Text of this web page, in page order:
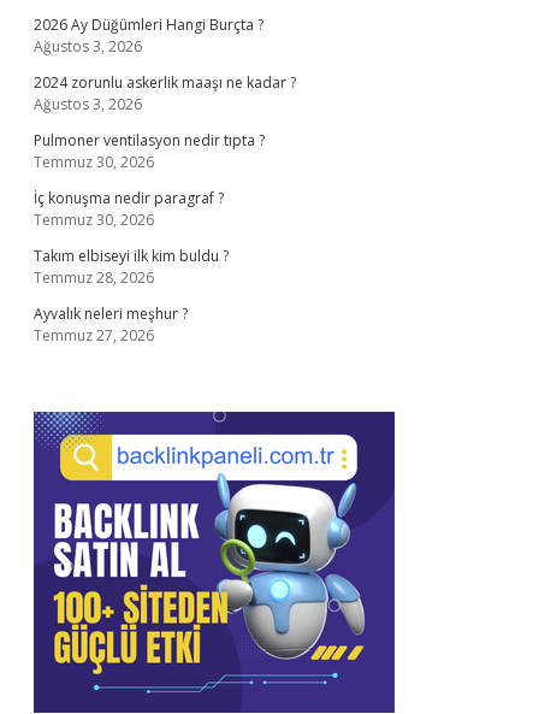
2026 Ay Düğümleri Hangi Burçta ?
Ağustos 3, 2026
2024 zorunlu askerlik maaşı ne kadar ?
Ağustos 3, 2026
Pulmoner ventilasyon nedir tıpta ?
Temmuz 30, 2026
İç konuşma nedir paragraf ?
Temmuz 30, 2026
Takım elbiseyi ilk kim buldu ?
Temmuz 28, 2026
Ayvalık neleri meşhur ?
Temmuz 27, 2026